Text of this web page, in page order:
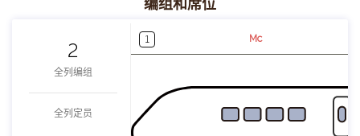
编组和席位
2
全列编组
全列定员
1 Mc